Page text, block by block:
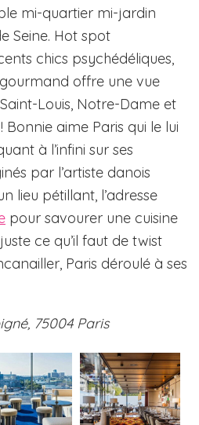
mi-quartier mi-jardin
Seine. Hot spot
chics psychédéliques,
offre une vue
Louis, Notre-Dame et
Bonnie aime Paris qui le lui
à l’infini sur ses
par l’artiste danois
lieu pétillant, l’adresse
pour savourer une cuisine
ce qu’il faut de twist
Paris déroulé à ses
75004 Paris